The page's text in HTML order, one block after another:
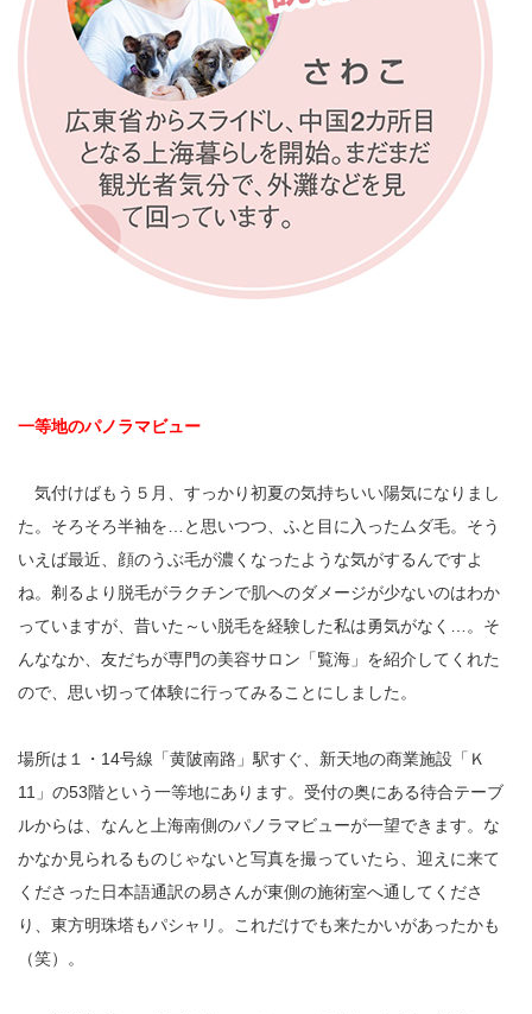
一等地のパノラマビュー
気付けばもう５月、すっかり初夏の気持ちいい陽気になりまし
た。そろそろ半袖を…と思いつつ、ふと目に入ったムダ毛。そう
いえば最近、顔のうぶ毛が濃くなったような気がするんですよ
ね。剃るより脱毛がラクチンで肌へのダメージが少ないのはわか
っていますが、昔いた～い脱毛を経験した私は勇気がなく…。そ
んななか、友だちが専門の美容サロン「覧海」を紹介してくれた
ので、思い切って体験に行ってみることにしました。
場所は１・14号線「黄陂南路」駅すぐ、新天地の商業施設「Ｋ
11」の53階という一等地にあります。受付の奥にある待合テーブ
ルからは、なんと上海南側のパノラマビューが一望できます。な
かなか見られるものじゃないと写真を撮っていたら、迎えに来て
くださった日本語通訳の易さんが東側の施術室へ通してくださ
り、東方明珠塔もパシャリ。これだけでも来たかいがあったかも
（笑）。